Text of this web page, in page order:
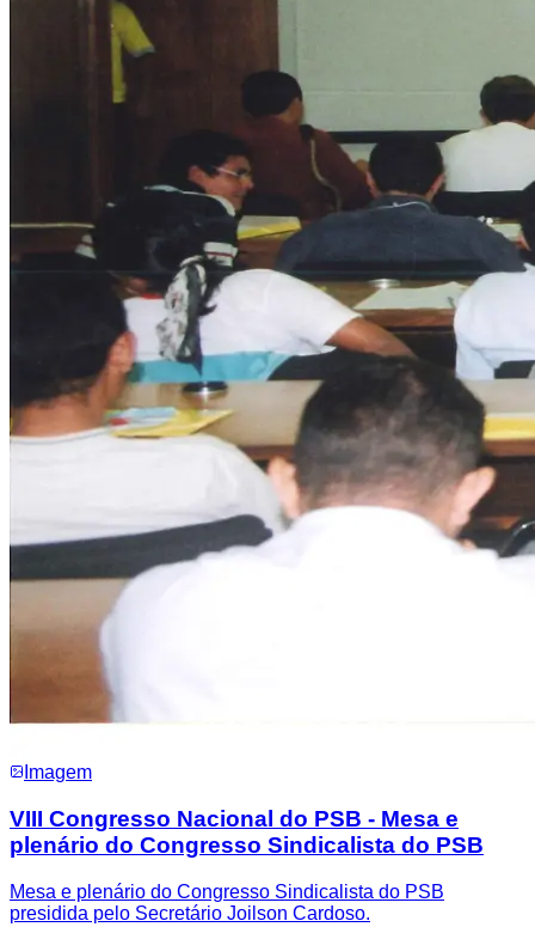
Imagem
VIII Congresso Nacional do PSB - Mesa e
plenário do Congresso Sindicalista do PSB
Mesa e plenário do Congresso Sindicalista do PSB
presidida pelo Secretário Joilson Cardoso.